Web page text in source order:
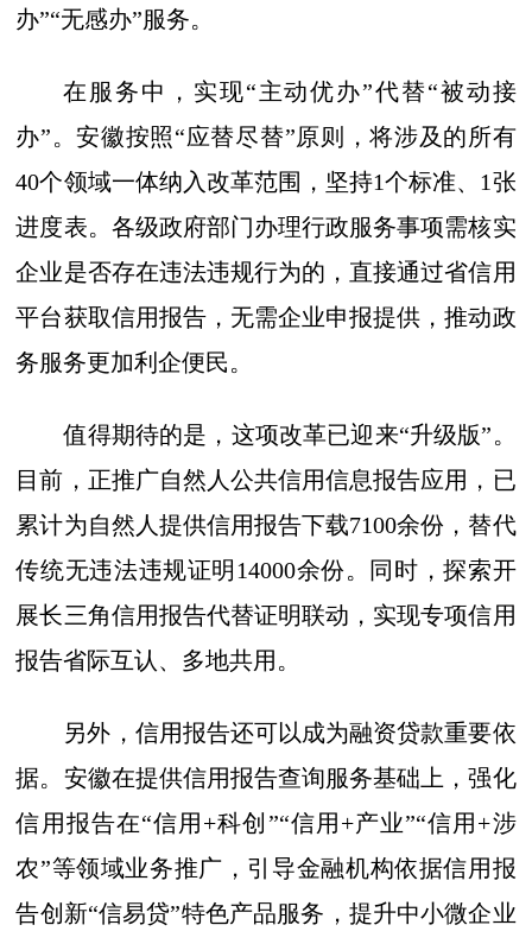
办”“无感办”服务。
在服务中，实现“主动优办”代替“被动接
办”。安徽按照“应替尽替”原则，将涉及的所有
40个领域一体纳入改革范围，坚持1个标准、1张
进度表。各级政府部门办理行政服务事项需核实
企业是否存在违法违规行为的，直接通过省信用
平台获取信用报告，无需企业申报提供，推动政
务服务更加利企便民。
值得期待的是，这项改革已迎来“升级版”。
目前，正推广自然人公共信用信息报告应用，已
累计为自然人提供信用报告下载7100余份，替代
传统无违法违规证明14000余份。同时，探索开
展长三角信用报告代替证明联动，实现专项信用
报告省际互认、多地共用。
另外，信用报告还可以成为融资贷款重要依
据。安徽在提供信用报告查询服务基础上，强化
信用报告在“信用+科创”“信用+产业”“信用+涉
农”等领域业务推广，引导金融机构依据信用报
告创新“信易贷”特色产品服务，提升中小微企业